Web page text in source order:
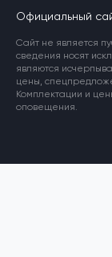
Официальный
Cайт не является
сведения носят
являются
цены,
Комплектации и
оповещения.